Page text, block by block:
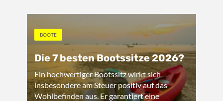
BOOTE
Die 7 besten Bootssitze 2026?
Ein hochwertiger Bootssitz wirkt sich
insbesondere am Steuer positiv auf das
Wohlbefinden aus. Er garantiert eine